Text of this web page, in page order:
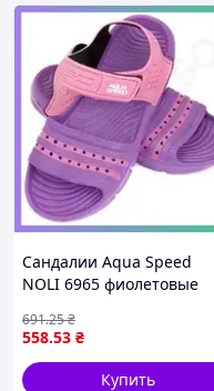
Сандалии Aqua Speed
NOLI 6965 фиолетовые
плавания из EVA SKU_515-
93
558.53 ₴
691.25₴
Купить